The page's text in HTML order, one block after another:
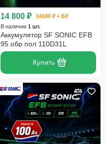
14 800 ₽
14100 ₽ + БУ
В наличии 1 шт.
Аккумулятор SF SONIC EFB
95 обр пол 110D31L
Купить